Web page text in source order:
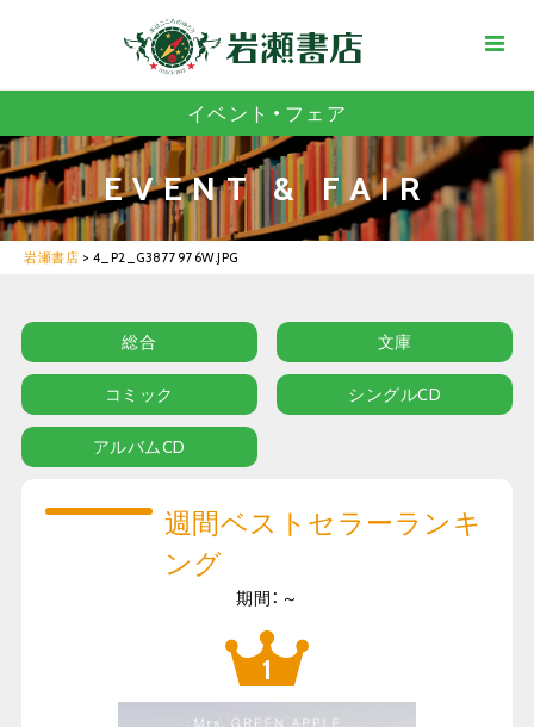
イベント・フェア
EVENT & FAIR
岩瀬書店 > 4_P2_G3877976W.JPG
総合 文庫
コミック シングルCD
アルバムCD
週間ベストセラーランキ
ング
期間：～